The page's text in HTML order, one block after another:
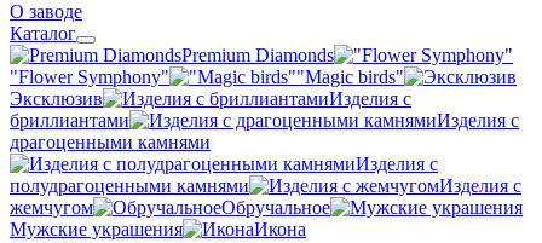
О заводе
Каталог
Premium Diamonds
"Flower Symphony"
"Magic birds"
Эксклюзив
Изделия с
бриллиантами
Изделия с
драгоценными камнями
Изделия с
полудрагоценными камнями
Изделия с
жемчугом
Обручальное
Мужские украшения
Икона